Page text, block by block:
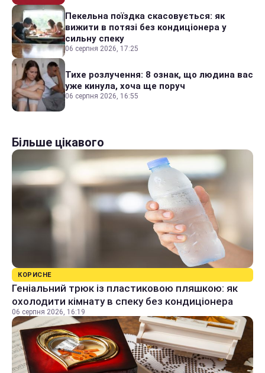
Пекельна поїздка скасовується: як
вижити в потязі без кондиціонера у
сильну спеку
06 серпня 2026, 17:25
Тихе розлучення: 8 ознак, що людина вас
уже кинула, хоча ще поруч
06 серпня 2026, 16:55
Більше цікавого
КОРИСНЕ
Геніальний трюк із пластиковою пляшкою: як
охолодити кімнату в спеку без кондиціонера
06 серпня 2026, 16:19